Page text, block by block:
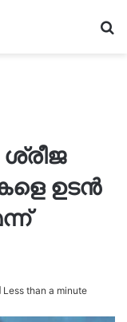
ഉടൻ
Less than a minute